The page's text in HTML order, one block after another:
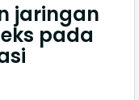
jaringan
pada